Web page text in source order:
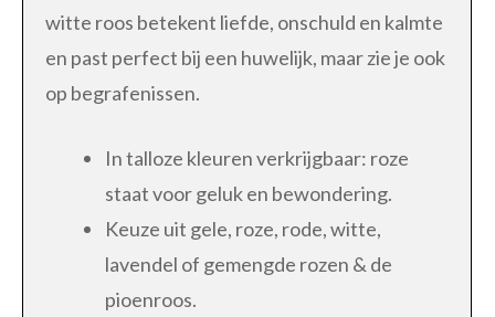
witte roos betekent liefde, onschuld en kalmte
en past perfect bij een huwelijk, maar zie je ook
op begrafenissen.
In talloze kleuren verkrijgbaar: roze
staat voor geluk en bewondering.
Keuze uit gele, roze, rode, witte,
lavendel of gemengde rozen & de
pioenroos.